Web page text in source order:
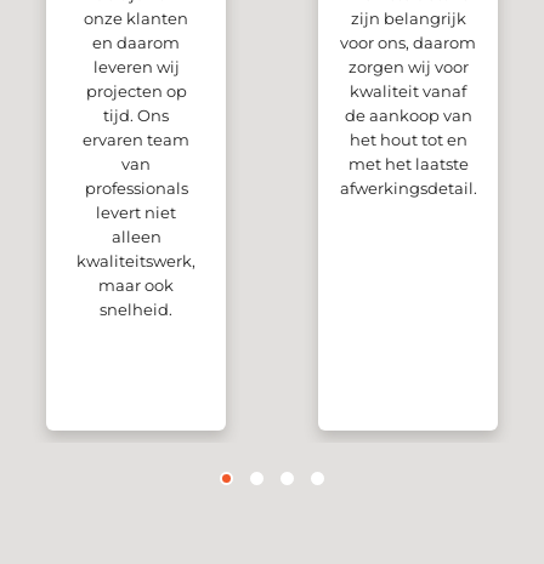
onze klanten
en daarom
leveren wij
projecten op
tijd. Ons
ervaren team
van
professionals
levert niet
alleen
kwaliteitswerk,
maar ook
snelheid.
zijn belangrijk
voor ons, daarom
zorgen wij voor
kwaliteit vanaf
de aankoop van
het hout tot en
met het laatste
afwerkingsdetail.